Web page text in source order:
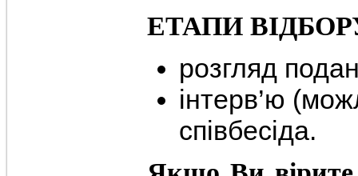
ЕТАПИ
розгляд
інтерв’ю
співбесіда.